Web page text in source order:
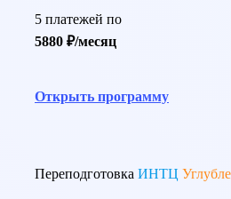
5 платежей по
5880 ₽/месяц
Открыть программу
Переподготовка ИНТЦ